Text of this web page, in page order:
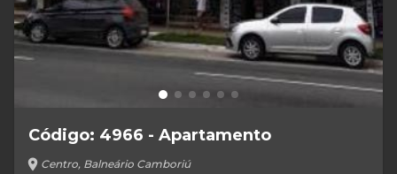
Código: 4966 - Apartamento
location_on Centro, Balneário Camboriú